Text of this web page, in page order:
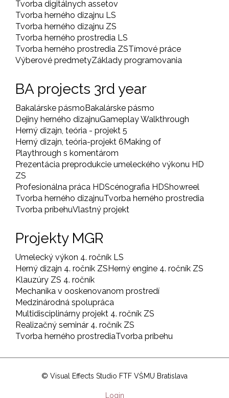
Tvorba digitálnych assetov
Tvorba herného dizajnu LS
Tvorba herného dizajnu ZS
Tvorba herného prostredia LS
Tvorba herného prostredia ZSTímové práce
Výberové predmetyZáklady programovania
BA projects 3rd year
Bakalárske pásmoBakalárske pásmo
Dejiny herného dizajnuGameplay Walkthrough
Herný dizajn, teória - projekt 5
Herný dizajn, teória-projekt 6Making of
Playthrough s komentárom
Prezentácia preprodukcie umeleckého výkonu HD
ZS
Profesionálna práca HDScénografia HDShowreel
Tvorba herného dizajnuTvorba herného prostredia
Tvorba príbehuVlastný projekt
Projekty MGR
Umelecký výkon 4. ročník LS
Herný dizajn 4. ročník ZSHerný engine 4. ročník ZS
Klauzúry ZS 4. ročník
Mechanika v ooskenovanom prostredí
Medzinárodná spolupráca
Multidisciplinárny projekt 4. ročník ZS
Realizačný seminár 4. ročník ZS
Tvorba herného prostrediaTvorba príbehu
© Visual Effects Studio FTF VŠMU Bratislava
Login